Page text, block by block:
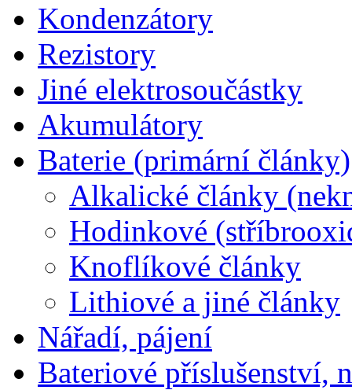
Kondenzátory
Rezistory
Jiné elektrosoučástky
Akumulátory
Baterie (primární články)
Alkalické články
Hodinkové
Knoflíkové články
Lithiové a jiné články
Nářadí, pájení
Bateriové příslušenství,